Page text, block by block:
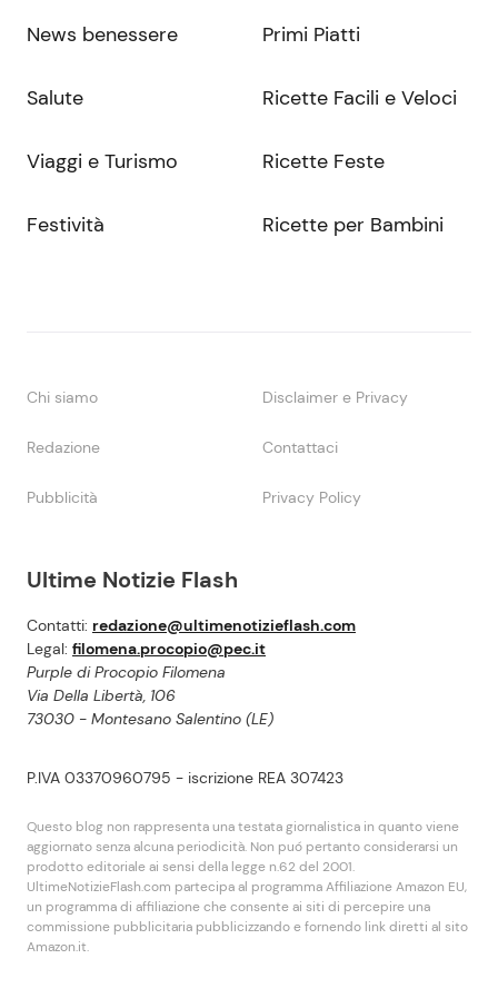
Ultime Notizie Flash
Contatti: redazione@ultimenotizieflash.com
Legal: filomena.procopio@pec.it
Purple di Procopio Filomena
Via Della Libertà, 106
73030 - Montesano Salentino (LE)
P.IVA 03370960795 - iscrizione REA 307423
Questo blog non rappresenta una testata giornalistica in quanto viene
aggiornato senza alcuna periodicità. Non puó pertanto considerarsi un
prodotto editoriale ai sensi della legge n.62 del 2001.
UltimeNotizieFlash.com partecipa al programma Affiliazione Amazon EU,
un programma di affiliazione che consente ai siti di percepire una
commissione pubblicitaria pubblicizzando e fornendo link diretti al sito
Amazon.it.
News benessere
Salute
Viaggi e Turismo
Festività
Primi Piatti
Ricette Facili e Veloci
Ricette Feste
Ricette per Bambini
Chi siamo Disclaimer e Privacy
Redazione Contattaci
Pubblicità Privacy Policy